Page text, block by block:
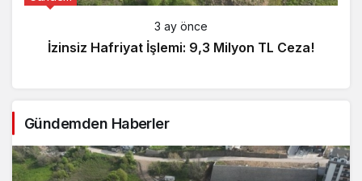
3 ay önce
İzinsiz Hafriyat İşlemi: 9,3 Milyon TL Ceza!
Gündemden Haberler